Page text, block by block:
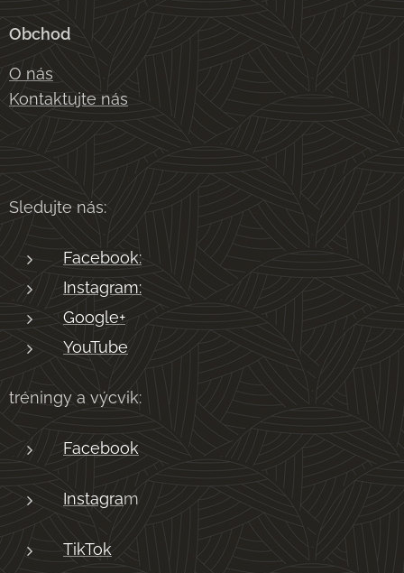
Obchod
O nás
Kontaktujte nás
Sledujte nás:
Facebook:
Instagram:
Google+
YouTube
tréningy a výcvik:
Facebook
Instagram
TikTok